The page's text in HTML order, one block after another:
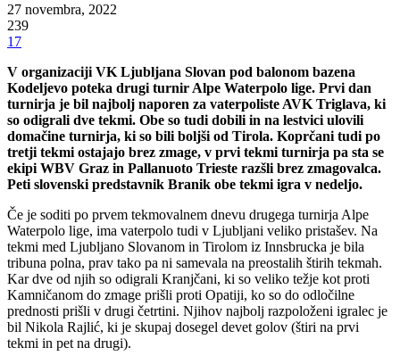
27 novembra, 2022
239
17
V organizaciji VK Ljubljana Slovan pod balonom bazena
Kodeljevo poteka drugi turnir Alpe Waterpolo lige. Prvi dan
turnirja je bil najbolj naporen za vaterpoliste AVK Triglava, ki
so odigrali dve tekmi. Obe so tudi dobili in na lestvici ulovili
domačine turnirja, ki so bili boljši od Tirola. Koprčani tudi po
tretji tekmi ostajajo brez zmage, v prvi tekmi turnirja pa sta se
ekipi WBV Graz in Pallanuoto Trieste razšli brez zmagovalca.
Peti slovenski predstavnik Branik obe tekmi igra v nedeljo.
Če je soditi po prvem tekmovalnem dnevu drugega turnirja Alpe
Waterpolo lige, ima vaterpolo tudi v Ljubljani veliko pristašev. Na
tekmi med Ljubljano Slovanom in Tirolom iz Innsbrucka je bila
tribuna polna, prav tako pa ni samevala na preostalih štirih tekmah.
Kar dve od njih so odigrali Kranjčani, ki so veliko težje kot proti
Kamničanom do zmage prišli proti Opatiji, ko so do odločilne
prednosti prišli v drugi četrtini. Njihov najbolj razpoloženi igralec je
bil Nikola Rajlić, ki je skupaj dosegel devet golov (štiri na prvi
tekmi in pet na drugi).